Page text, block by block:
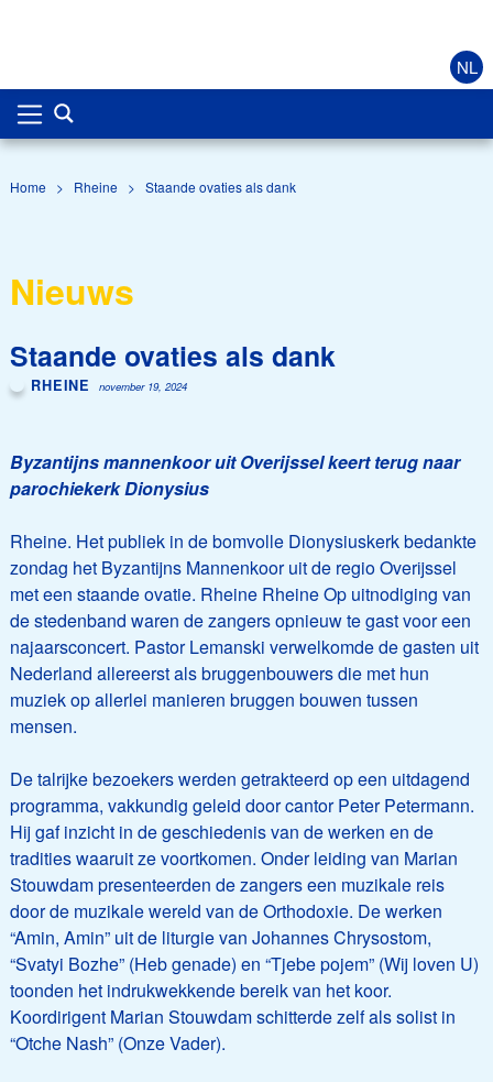
NL
Home > Rheine > Staande ovaties als dank
Nieuws
Staande ovaties als dank
RHEINE november 19, 2024
Byzantijns mannenkoor uit Overijssel keert terug naar
parochiekerk Dionysius
Rheine. Het publiek in de bomvolle Dionysiuskerk bedankte
zondag het Byzantijns Mannenkoor uit de regio Overijssel
met een staande ovatie. Rheine Rheine Op uitnodiging van
de stedenband waren de zangers opnieuw te gast voor een
najaarsconcert. Pastor Lemanski verwelkomde de gasten uit
Nederland allereerst als bruggenbouwers die met hun
muziek op allerlei manieren bruggen bouwen tussen
mensen.
De talrijke bezoekers werden getrakteerd op een uitdagend
programma, vakkundig geleid door cantor Peter Petermann.
Hij gaf inzicht in de geschiedenis van de werken en de
tradities waaruit ze voortkomen. Onder leiding van Marian
Stouwdam presenteerden de zangers een muzikale reis
door de muzikale wereld van de Orthodoxie. De werken
“Amin, Amin” uit de liturgie van Johannes Chrysostom,
“Svatyi Bozhe” (Heb genade) en “Tjebe pojem” (Wij loven U)
toonden het indrukwekkende bereik van het koor.
Koordirigent Marian Stouwdam schitterde zelf als solist in
“Otche Nash” (Onze Vader).